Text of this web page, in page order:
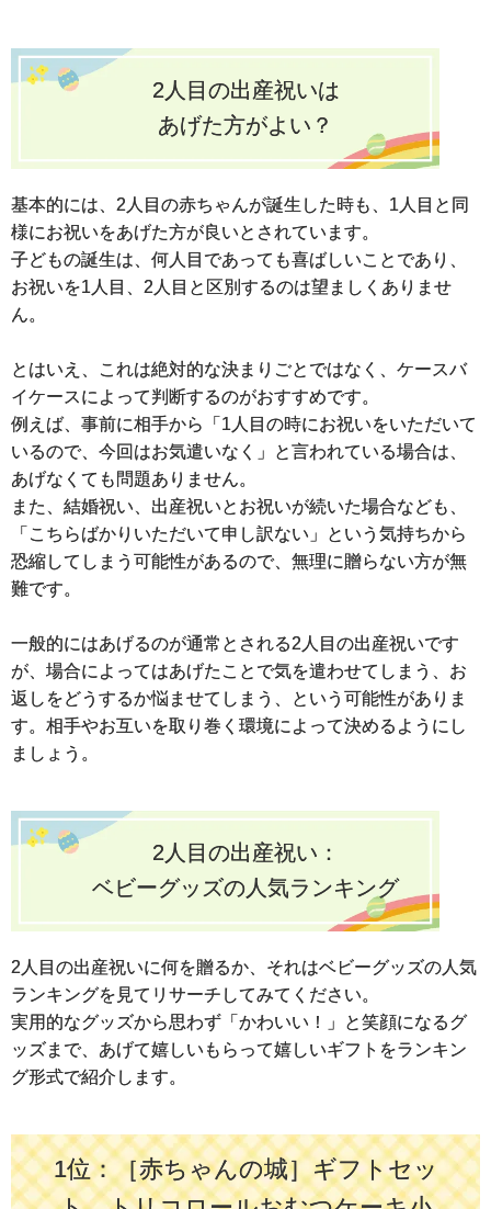
2人目の出産祝いは
あげた方がよい？
基本的には、2人目の赤ちゃんが誕生した時も、1人目と同
様にお祝いをあげた方が良いとされています。
子どもの誕生は、何人目であっても喜ばしいことであり、
お祝いを1人目、2人目と区別するのは望ましくありませ
ん。
とはいえ、これは絶対的な決まりごとではなく、ケースバ
イケースによって判断するのがおすすめです。
例えば、事前に相手から「1人目の時にお祝いをいただいて
いるので、今回はお気遣いなく」と言われている場合は、
あげなくても問題ありません。
また、結婚祝い、出産祝いとお祝いが続いた場合なども、
「こちらばかりいただいて申し訳ない」という気持ちから
恐縮してしまう可能性があるので、無理に贈らない方が無
難です。
一般的にはあげるのが通常とされる2人目の出産祝いです
が、場合によってはあげたことで気を遣わせてしまう、お
返しをどうするか悩ませてしまう、という可能性がありま
す。相手やお互いを取り巻く環境によって決めるようにし
ましょう。
2人目の出産祝い：
ベビーグッズの人気ランキング
2人目の出産祝いに何を贈るか、それはベビーグッズの人気
ランキングを見てリサーチしてみてください。
実用的なグッズから思わず「かわいい！」と笑顔になるグ
ッズまで、あげて嬉しいもらって嬉しいギフトをランキン
グ形式で紹介します。
1位：［赤ちゃんの城］ギフトセッ